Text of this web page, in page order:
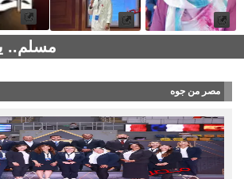
مسلم..
مصر من جوه